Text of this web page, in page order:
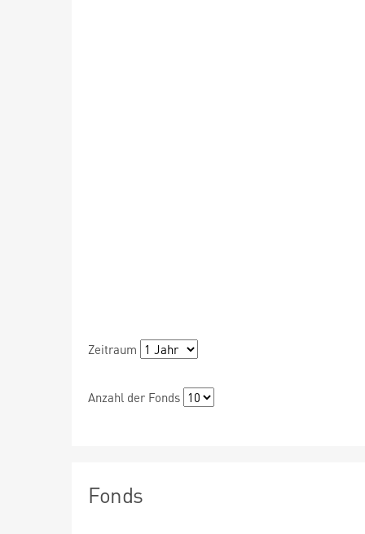
Zeitraum
Anzahl der Fonds
Fonds